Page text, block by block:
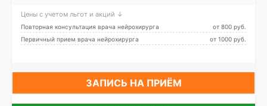
Маяковская, Невский
проспект, Площадь
Александра Невского,
Цены с учетом льгот и акций ↓
Повторная консультация врача нейрохирурга
от 800 pуб.
Первичный прием врача нейрохирурга
от 1000 pуб.
ЗАПИСЬ НА ПРИЁМ